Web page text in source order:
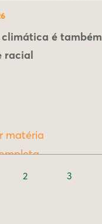
é também
racial
matéria
2 3